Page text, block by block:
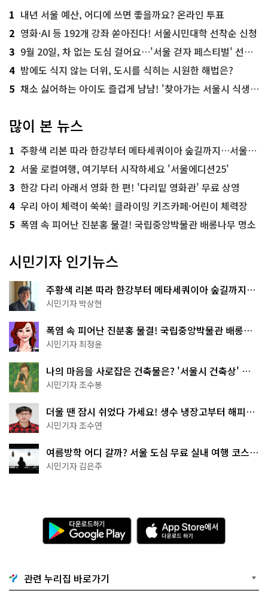
1 내년 서울 예산, 어디에 쓰면 좋을까요? 온라인 투표
2 영화·AI 등 192개 강좌 쏟아진다! 서울시민대학 선착순 신청
3 9월 20일, 차 없는 도심 걸어요…'서울 걷자 페스티벌' 선착순 5천명
4 밤에도 식지 않는 더위, 도시를 식히는 시원한 해법은?
5 채소 싫어하는 아이도 즐겁게 냠냠! '찾아가는 서울시 식생활 교육' 현장
많이 본 뉴스
1 주황색 리본 따라 한강부터 메타세쿼이아 숲길까지…서울둘레길 15코스
2 서울 로컬여행, 여기부터 시작하세요 '서울에디션25'
3 한강 다리 아래서 영화 한 편! '다리밑 영화관' 무료 상영
4 우리 아이 체력이 쑥쑥! 클라이밍 키즈카페·어린이 체력장
5 폭염 속 피어난 진분홍 물결! 국립중앙박물관 배롱나무 명소
시민기자 인기뉴스
주황색 리본 따라 한강부터 메타세쿼이아 숲길까지…
서울둘레길 15코스
시민기자 박상현
폭염 속 피어난 진분홍 물결! 국립중앙박물관 배롱나
무 명소
시민기자 최정윤
나의 마음을 사로잡은 건축물은? '서울시 건축상' 수
상작 공개!
시민기자 조수봉
더울 땐 잠시 쉬었다 가세요! 생수 냉장고부터 해피소
·무더위쉼터까지
시민기자 조수연
여름방학 어디 갈까? 서울 도심 무료 실내 여행 코스
추천
시민기자 김은주
다
운
로
기
G
o
A
p
p
e
관련 누리집 바로가기